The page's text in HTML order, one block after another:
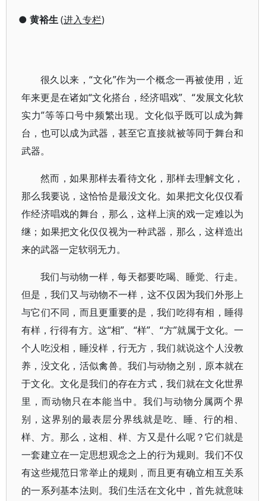
● 黄裕生(进入专栏)
很久以来，“文化”作为一个概念一再被使用，近
年来更是在诸如“文化搭台，经济唱戏”、“发展文化软
实力”等等口号中频繁出现。文化似乎既可以成为舞
台，也可以成为武器，甚至它直接就被等同于舞台和
武器。
然而，如果那样去看待文化，那样去理解文化，
那么我要说，这恰恰是最没文化。如果把文化仅仅看
作经济唱戏的舞台，那么，这样上演的戏一定难以为
继；如果把文化仅仅视为一种武器，那么，这样造出
来的武器一定软弱无力。
我们与动物一样，每天都要吃喝、睡觉、行走。
但是，我们又与动物不一样，这不仅因为我们外形上
与它们不同，而且更重要的是，我们吃得有相，睡得
有样，行得有方。这“相”、“样”、“方”就属于文化。一
个人吃没相，睡没样，行无方，我们就说这个人没教
养，没文化，活似禽兽。我们与动物之别，原本就在
于文化。文化是我们的存在方式，我们就在文化世界
里，而动物只在本能当中。我们与动物分属两个界
别，这界别的最表层分界线就是吃、睡、行的相、
样、方。那么，这相、样、方又是什么呢？它们就是
一套建立在一定思想观念之上的行为规则。我们不仅
有这些规范日常举止的规则，而且更有确立相互关系
的一系列基本法则。我们生活在文化中，首先就意味